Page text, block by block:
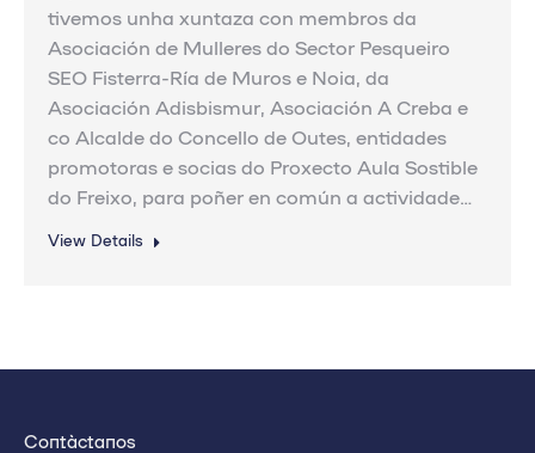
tivemos unha xuntaza con membros da
Asociación de Mulleres do Sector Pesqueiro
SEO Fisterra-Ría de Muros e Noia, da
Asociación Adisbismur, Asociación A Creba e
co Alcalde do Concello de Outes, entidades
promotoras e socias do Proxecto Aula Sostible
do Freixo, para poñer en común a actividade…
View Details
Contáctanos